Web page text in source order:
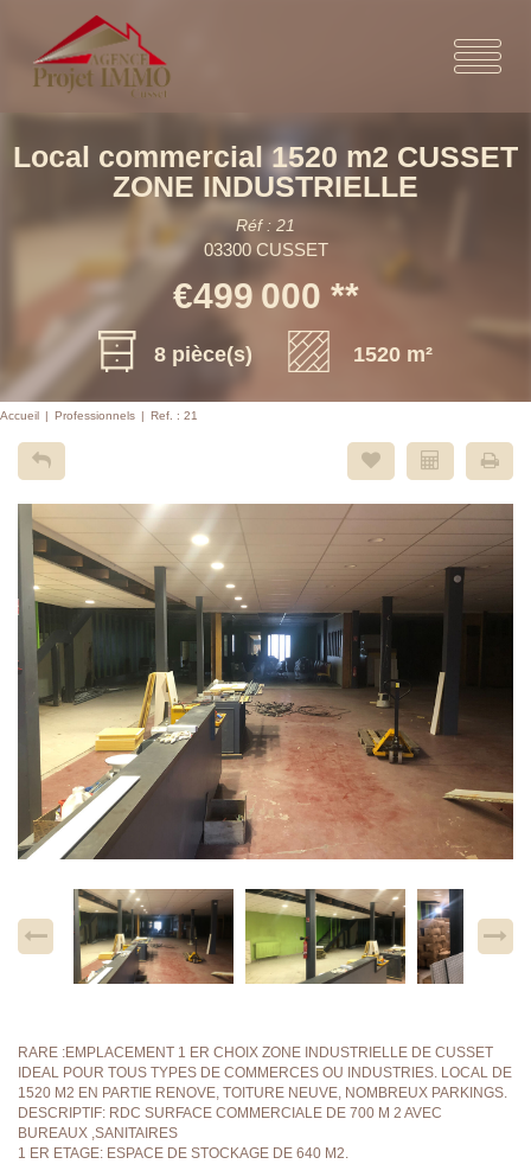
Local commercial 1520 m2 CUSSET
ZONE INDUSTRIELLE
Réf : 21
03300 CUSSET
€499 000 **
8 pièce(s) 1520 m²
Accueil Professionnels Ref. : 21
RARE :EMPLACEMENT 1 ER CHOIX ZONE INDUSTRIELLE DE CUSSET
IDEAL POUR TOUS TYPES DE COMMERCES OU INDUSTRIES. LOCAL DE
1520 M2 EN PARTIE RENOVE, TOITURE NEUVE, NOMBREUX PARKINGS.
DESCRIPTIF: RDC SURFACE COMMERCIALE DE 700 M 2 AVEC
BUREAUX ,SANITAIRES
1 ER ETAGE: ESPACE DE STOCKAGE DE 640 M2.